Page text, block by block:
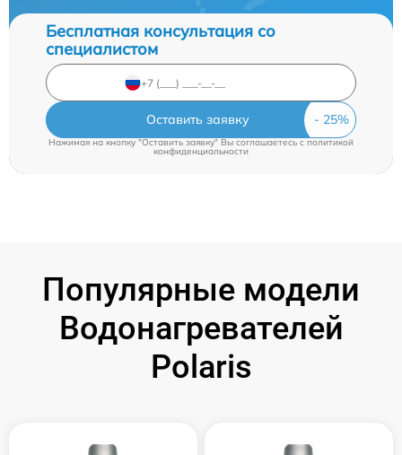
Бесплатная консультация со
специалистом
Оставить заявку
Нажимая на кнопку "Оставить заявку" Вы соглашаетесь cполитикой
конфиденциальности
Популярные модели
Водонагревателей
Polaris